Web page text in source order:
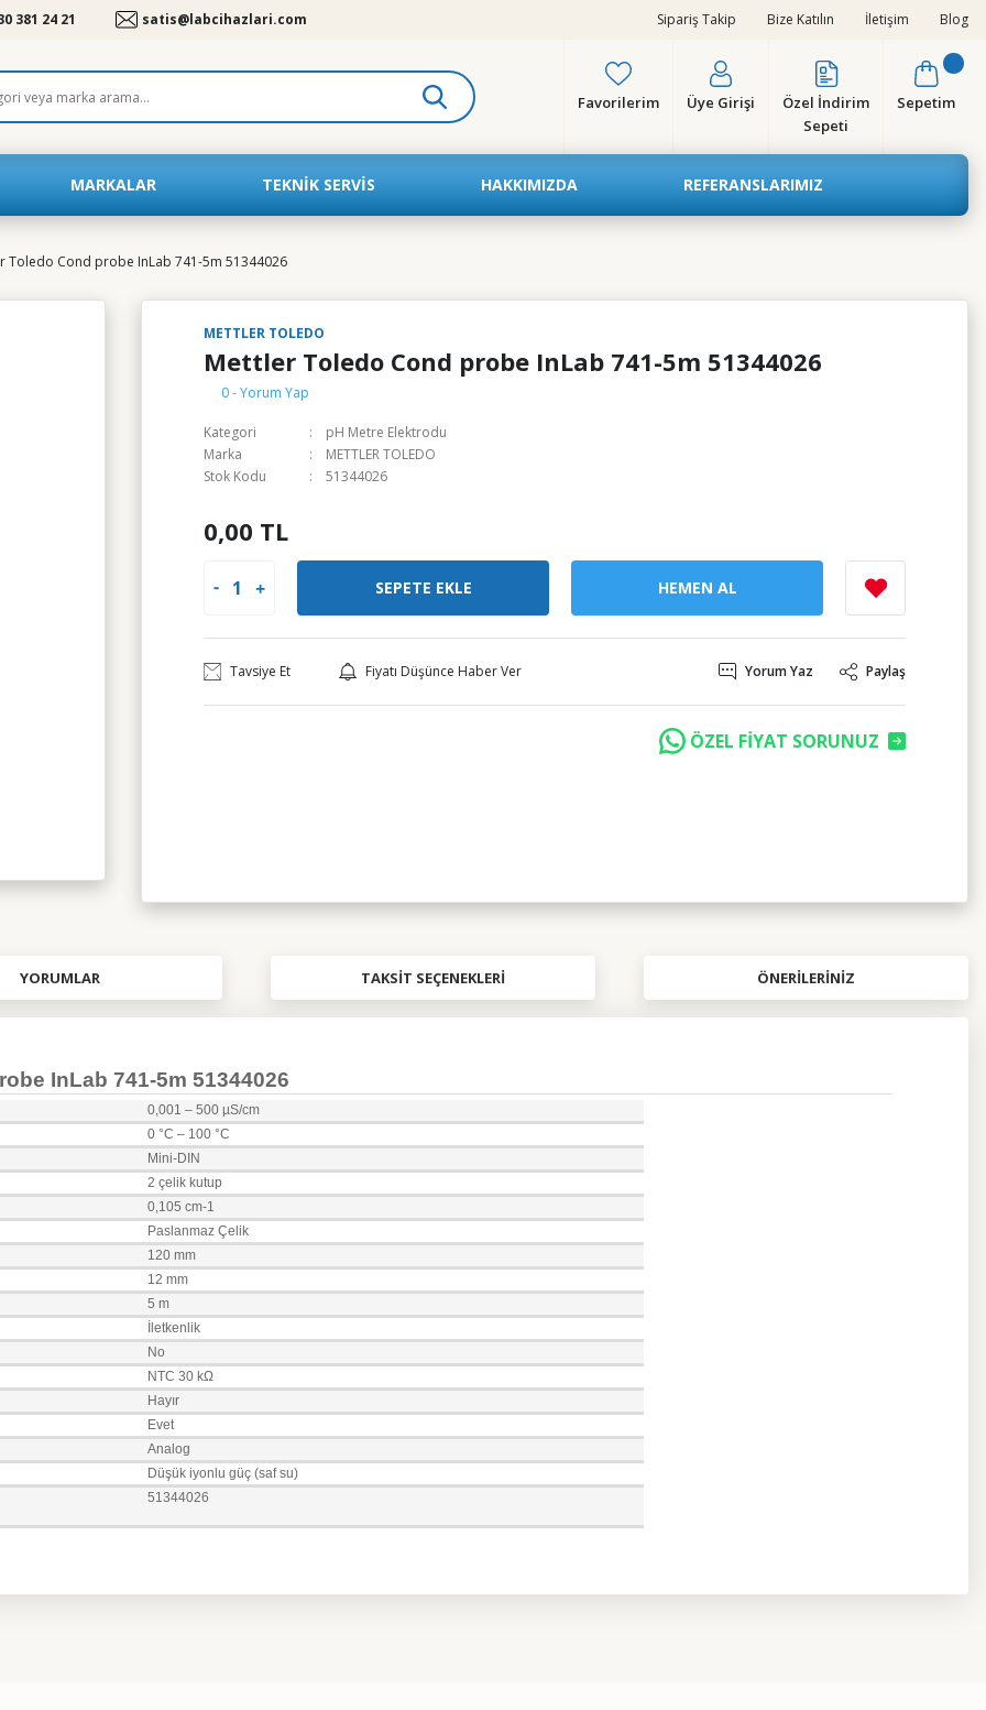
381 24 21 satis@labcihazlari.com Sipariş Takip Bize Katılın İletişim Blog
Favorilerim Üye Girişi
Özel İndirim
Sepeti
Sepetim
MARKALAR TEKNIK SERVIS HAKKIMIZDA REFERANSLARIMIZ
Toledo Cond probe InLab 741-5m 51344026
METTLER TOLEDO
Mettler Toledo Cond probe InLab 741-5m 51344026
0 - Yorum Yap
Kategori
pH Metre Elektrodu
Marka
METTLER TOLEDO
Stok Kodu
51344026
0,00 TL
SEPETE EKLE HEMEN AL
Tavsiye Et Fiyatı Düşünce Haber Ver Yorum Yaz Paylaş
ÖZEL FİYAT SORUNUZ
YORUMLAR TAKSIT SEÇENEKLERI ÖNERILERINIZ
InLab 741-5m 51344026
0,001 – 500 µS/cm
0 °C – 100 °C
Mini-DIN
2 çelik kutup
0,105 cm-1
Paslanmaz Çelik
120 mm
12 mm
5 m
İletkenlik
No
NTC 30 kΩ
Hayır
Evet
Analog
Düşük iyonlu güç (saf su)
51344026